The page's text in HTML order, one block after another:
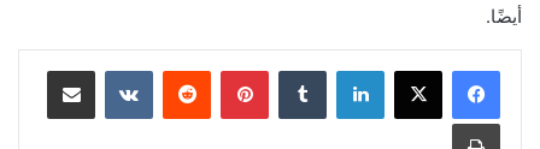
أيضًا.
لينكدإن بينتيريست مشاركة عبر البريد
طباعة